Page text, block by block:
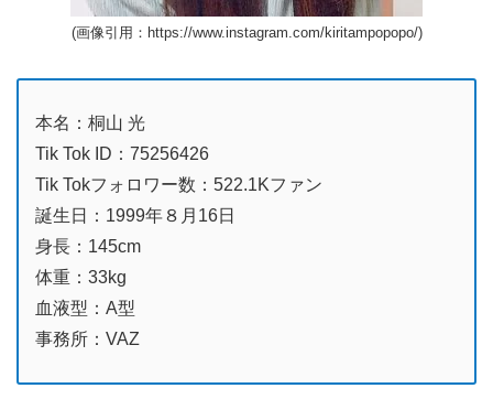
(画像引用：https://www.instagram.com/kiritampopopo/)
本名：桐山 光
Tik Tok ID：75256426
Tik Tokフォロワー数：522.1Kファン
誕生日：1999年８月16日
身長：145cm
体重：33kg
血液型：A型
事務所：VAZ